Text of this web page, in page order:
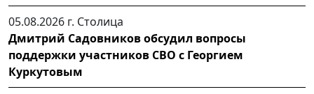
05.08.2026 г. Столица
Дмитрий Садовников обсудил вопросы
поддержки участников СВО с Георгием
Куркутовым